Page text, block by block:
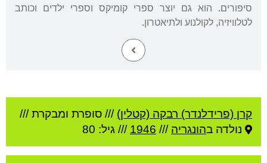
סיפורים. הוא גם יוצר ספרי קומיקס וספרי ילדים וכותב
לטלוויזיה, לקולנוע ולתיאטרון.
קרן (פרידלנדר) רבקה (קטלין) /// סופרת ומבקרת ///
נולדה בהונגריה ///
1946 /// גיל: 80